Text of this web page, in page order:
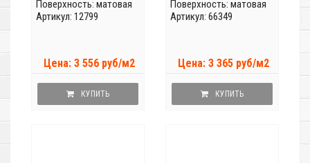
Поверхность: матовая
Артикул: 12799
Цена: 3 556 руб/м2
КУПИТЬ
Поверхность: матовая
Артикул: 66349
Цена: 3 365 руб/м2
КУПИТЬ